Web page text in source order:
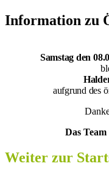
Information zu
Samstag den
aufgrund des
Das
Weiter zur